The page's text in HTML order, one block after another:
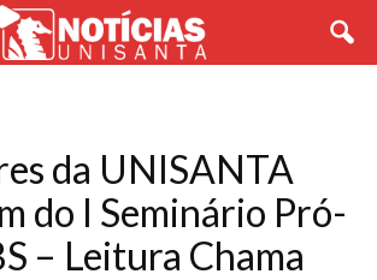
da UNISANTA
do I Seminário Pró-
– Leitura Chama